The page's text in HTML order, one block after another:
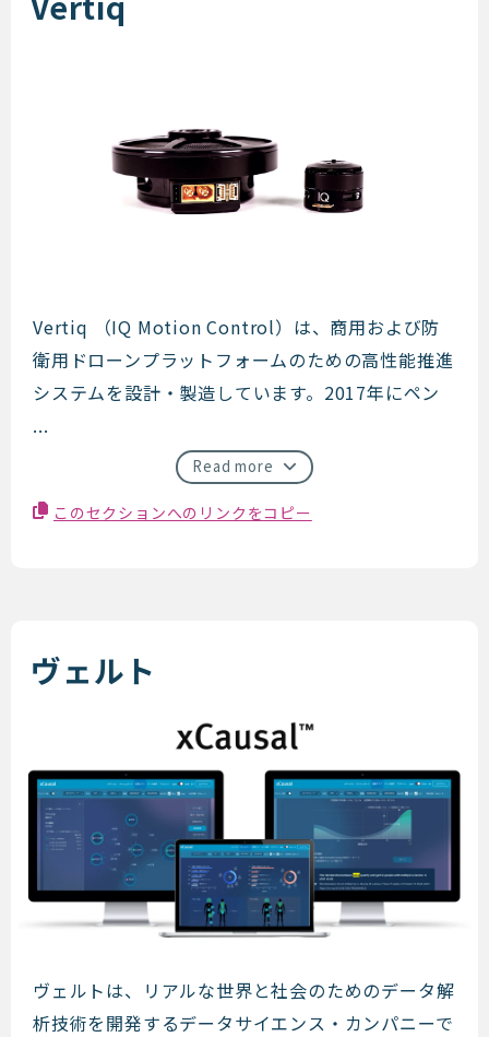
Vertiq
Vertiq （IQ Motion Control）は、商用および防
衛用ドローンプラットフォームのための高性能推進
システムを設計・製造しています。2017年にペン
...
Read more
このセクションへのリンクをコピー
ヴェルト
ヴェルト
ヴェルトは、リアルな世界と社会のためのデータ解
析技術を開発するデータサイエンス・カンパニーで